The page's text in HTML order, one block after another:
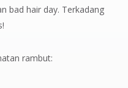
bad hair day. Terkadang
rambut: